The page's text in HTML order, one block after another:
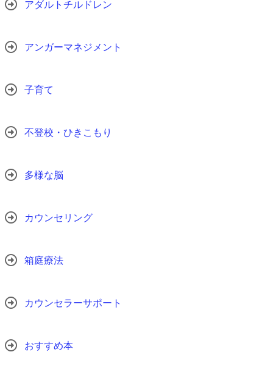
アダルトチルドレン
アンガーマネジメント
子育て
不登校・ひきこもり
多様な脳
カウンセリング
箱庭療法
カウンセラーサポート
おすすめ本